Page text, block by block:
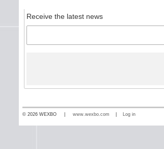
Receive the latest news
© 2026 WEXBO | www.wexbo.com Log in